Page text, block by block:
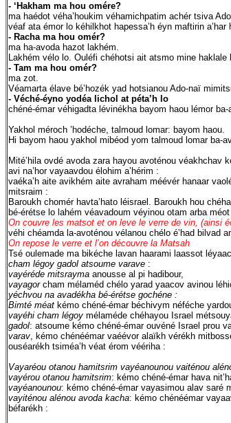
- ‘Hakham ma hou omére?
ma haédot véha’houkim véhamichpatim achér tsiva
véaf ata émor lo kéhilkhot hapessa’h éyn maftirin a’har
- Racha ma hou omér?
ma ha-avoda hazot lakhém.
Lakhém vélo lo. Ouléfi chéhotsi ait atsmo mine
- Tam ma hou omér?
ma zot.
Véamarta élave bé’hozék yad hotsianou Ado-naï
- Véché-éyno yodéa lichol at péta’h lo
chéné-émar véhigadta lévinékha bayom haou lémor
Yakhol méroch ’hodéche, talmoud lomar: bayom haou.
Hi bayom haou yakhol mibéod yom talmoud lomar ba-
Mité’hila ovdé avoda zara hayou avoténou véakhchav
avi na’hor vayaavdou élohim a’hérim :
vaéka’h aite avikhém aite avraham méévér hanaar
mitsraim :
Baroukh chomér havta’hato léisrael. Baroukh hou
bé-érétse lo lahém véavadoum véyinou otam arba
On couvre les matsot et on leve le verre de vin, (ainsi
véhi chéamda la-avoténou vélanou chélo é’had bilvad
On repose le verre et l’on découvre la Matsah
Tsé oulemade ma bikéche lavan haarami laassot
cham légoy gadol atsoume varave :
vayéréde mitsrayma anousse al pi hadibour,
vayagorcham mélaméd chélo yarad yaacov avinou
yéchvou na avadékha bé-érétse gochéne :
Bimté méat kémo chéné-émar béchivym néféche
vayéhi cham légoy mélaméde chéhayou Israel
gadol: atsoume kémo chéné-émar ouvéné Israel prou
varav, kémo chénéémar vaéévor alaïkh vérékh
ouséarékh tsiméa’h véat érom véériha :
Vayaréou otanou hamitsrim vayéanounou vaiténou
vayérou otanou hamitsrim: kémo chéné-émar hava
vayéanounou: kémo chéné-émar vayasimou alav saré
vayiténou alénou avoda kacha: kémo chénéémar
béfarékh :